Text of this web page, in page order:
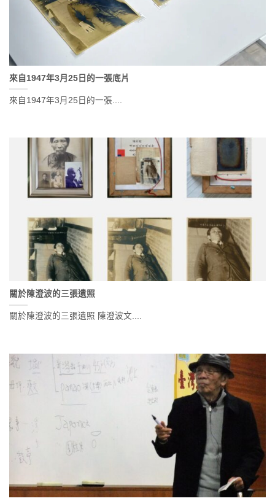
來自1947年3月25日的一張底片
來自1947年3月25日的一張....
關於陳澄波的三張遺照
關於陳澄波的三張遺照 陳澄波文....